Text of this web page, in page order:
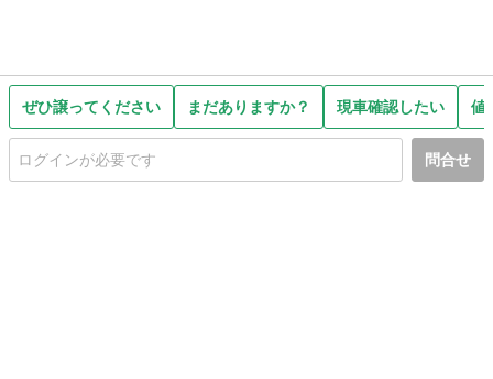
ぜひ譲ってください まだありますか？ 現車確認したい 値
問合せ